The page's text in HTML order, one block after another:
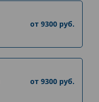
от 9300 руб.
от 9300 руб.